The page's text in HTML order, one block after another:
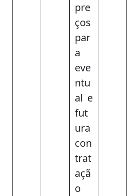
pre
ços
par
a
eve
ntu
al e
fut
ura
con
trat
açã
o